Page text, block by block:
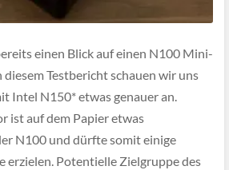
einen Blick auf einen N100 Mini-
diesem Testbericht schauen wir uns
Intel N150* etwas genauer an.
ist auf dem Papier etwas
N100 und dürfte somit einige
erzielen. Potentielle Zielgruppe des